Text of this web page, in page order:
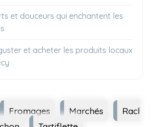
et douceurs qui enchantent les
et acheter les produits locaux
Fromages Marchés
Racl